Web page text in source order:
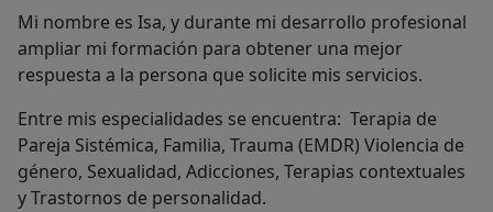
Mi nombre es Isa, y durante mi desarrollo profesional
ampliar mi formación para obtener una mejor
respuesta a la persona que solicite mis servicios.
Entre mis especialidades se encuentra: Terapia de
Pareja Sistémica, Familia, Trauma (EMDR) Violencia de
género, Sexualidad, Adicciones, Terapias contextuales
y Trastornos de personalidad.